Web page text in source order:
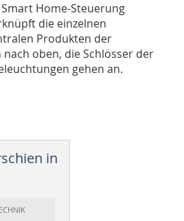
Home-Steuerung
die einzelnen
Produkten der
oben, die Schlösser der
gehen an.
in